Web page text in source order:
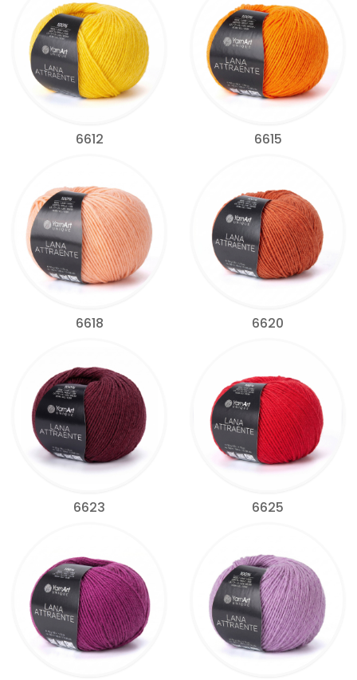
6612 6615
6618 6620
6623 6625